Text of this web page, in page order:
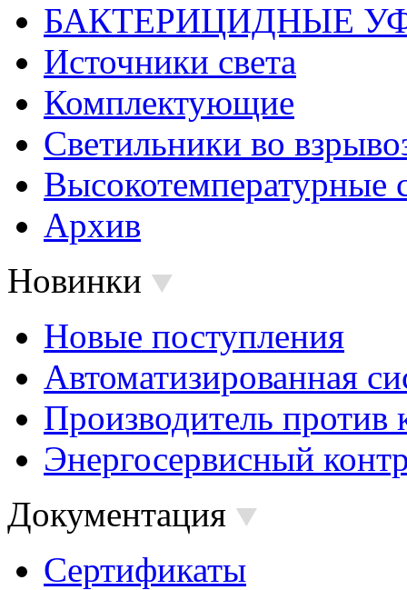
БАКТЕРИЦИДНЫЕ
Источники света
Комплектующие
Светильники во
Высокотемпературные
Архив
Новинки
Новые поступления
Автоматизированная
Производитель против
Энергосервисный
Документация
Сертификаты